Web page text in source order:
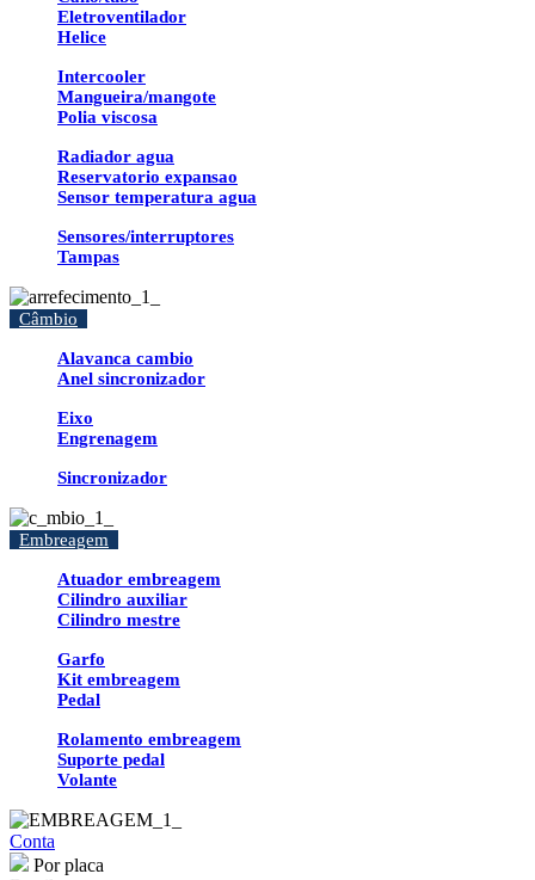
Eletroventilador
Helice
Intercooler
Mangueira/mangote
Polia viscosa
Radiador agua
Reservatorio expansao
Sensor temperatura agua
Sensores/interruptores
Tampas
Câmbio
Alavanca cambio
Anel sincronizador
Eixo
Engrenagem
Sincronizador
Embreagem
Atuador embreagem
Cilindro auxiliar
Cilindro mestre
Garfo
Kit embreagem
Pedal
Rolamento embreagem
Suporte pedal
Volante
Conta
Por placa